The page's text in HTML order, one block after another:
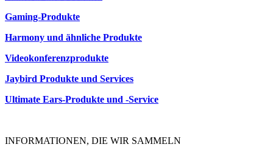
Gaming-Produkte
Harmony und ähnliche Produkte
Videokonferenzprodukte
Jaybird Produkte und Services
Ultimate Ears-Produkte und -Service
INFORMATIONEN, DIE WIR SAMMELN